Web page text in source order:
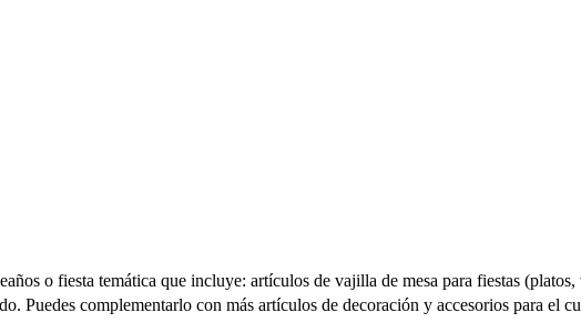
o fiesta temática que incluye: artículos de vajilla de mesa para fiestas
Puedes complementarlo con más artículos de decoración y accesorios para el